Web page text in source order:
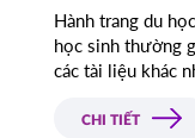
Hành trang du
học sinh thường
các tài liệu khác
CHI TIẾT